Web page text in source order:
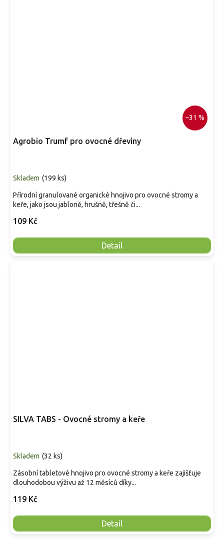
–31 %
Agrobio Trumf pro ovocné dřeviny
Skladem (199 ks)
109 Kč
Detail
Přírodní granulované organické hnojivo pro ovocné stromy a
keře, jako jsou jabloně, hrušně, třešně či...
SILVA TABS - Ovocné stromy a keře
Skladem (32 ks)
119 Kč
Detail
Zásobní tabletové hnojivo pro ovocné stromy a keře zajišťuje
dlouhodobou výživu až 12 měsíců díky...